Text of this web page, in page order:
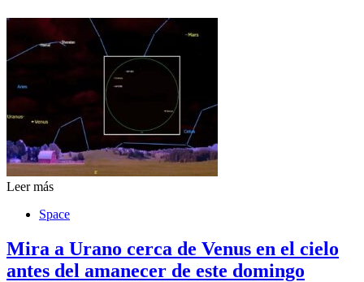
Leer más
Space
Mira a Urano cerca de Venus en el cielo
antes del amanecer de este domingo